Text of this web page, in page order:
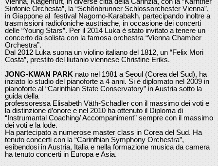
Sinfonie Orchesta”, la “Schönbrunner Schlossorchester Vienna”,
in Giappone al festival Nagorno-Karabakh, partecipando inoltre a
trasmissioni radiofoniche austriache, in occasione dei concerti
delle “Young Stars”. Per il 2014 Luka è stato invitato a tenere un
concerto da solista con la famosa orchestra “Vienna Chamber
Orchestra”.
Dal 2012 Luka suona un violino italiano del 1812, un “Felix Mori
Costa”, prestito del liutanio viennese Christine Eriks.
JONG-KWAN PARK nato nel 1981 a Seoul (Corea del Sud), ha
inziato lo studio del pianoforte a 4 anni. Si è diplomato nel 2009 in
pianoforte al “Carinthian State Conservatory” in Austria sotto la
guida della
professoressa Elisabeth Väth-Schadler con il massimo dei voti e
la distinzione d’onore e nel 2010 ha ottenuto il Diploma di
“Instrumantal Coaching/ Accompaniment” sempre con il massimo
dei voti e la lode.
Ha partecipato a numerose master class in Corea del Sud. Ha
tenuto concerti con la “Carinthian Symphony Orchestra”,
esibendosi in Austria, Italia e nella formazione musica da camera
ha tenuto concerti in Europa e Asia.